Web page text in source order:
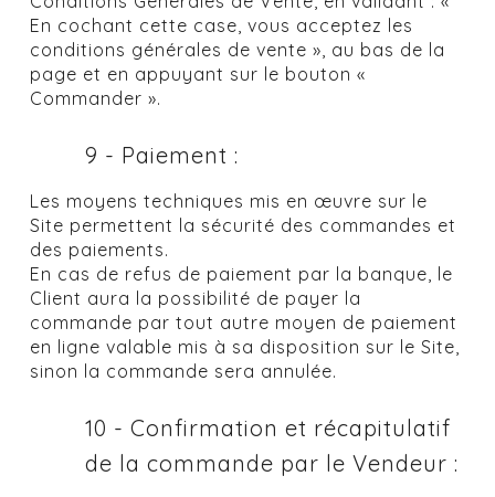
En cochant cette case, vous acceptez les
conditions générales de vente », au bas de la
page et en appuyant sur le bouton «
Commander ».
9 - Paiement :
Les moyens techniques mis en œuvre sur le
Site permettent la sécurité des commandes et
des paiements.
En cas de refus de paiement par la banque, le
Client aura la possibilité de payer la
commande par tout autre moyen de paiement
en ligne valable mis à sa disposition sur le Site,
sinon la commande sera annulée.
10 - Confirmation et récapitulatif
de la commande par le Vendeur :